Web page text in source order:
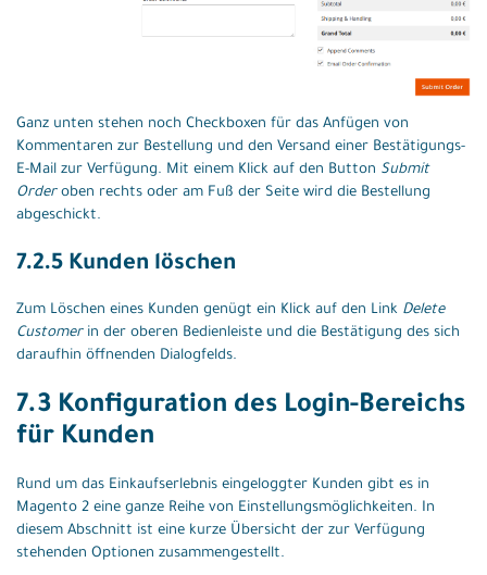
Ganz unten stehen noch Checkboxen für das Anfügen von
Kommentaren zur Bestellung und den Versand einer Bestätigungs-
E-Mail zur Verfügung. Mit einem Klick auf den Button Submit
Orderoben rechts oder am Fuß der Seite wird die Bestellung
abgeschickt.
7.2.5 Kunden löschen
Zum Löschen eines Kunden genügt ein Klick auf den Link Delete
Customerin der oberen Bedienleiste und die Bestätigung des sich
daraufhin öffnenden Dialogfelds.
7.3 Konfiguration des Login-Bereichs
für Kunden
Rund um das Einkaufserlebnis eingeloggter Kunden gibt es in
Magento 2 eine ganze Reihe von Einstellungsmöglichkeiten. In
diesem Abschnitt ist eine kurze Übersicht der zur Verfügung
stehenden Optionen zusammengestellt.